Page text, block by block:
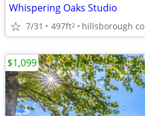
Whispering Oaks Studio
7/31 497ft2 hillsborough co
$1,099